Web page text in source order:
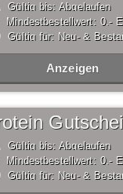
Gültig bis: Abgelaufen
Mindestbestellwert: 0,-
Gültig für: Neu- &
Anzeigen
Gültig bis: Abgelaufen
Mindestbestellwert: 0,-
Gültig für: Neu- &